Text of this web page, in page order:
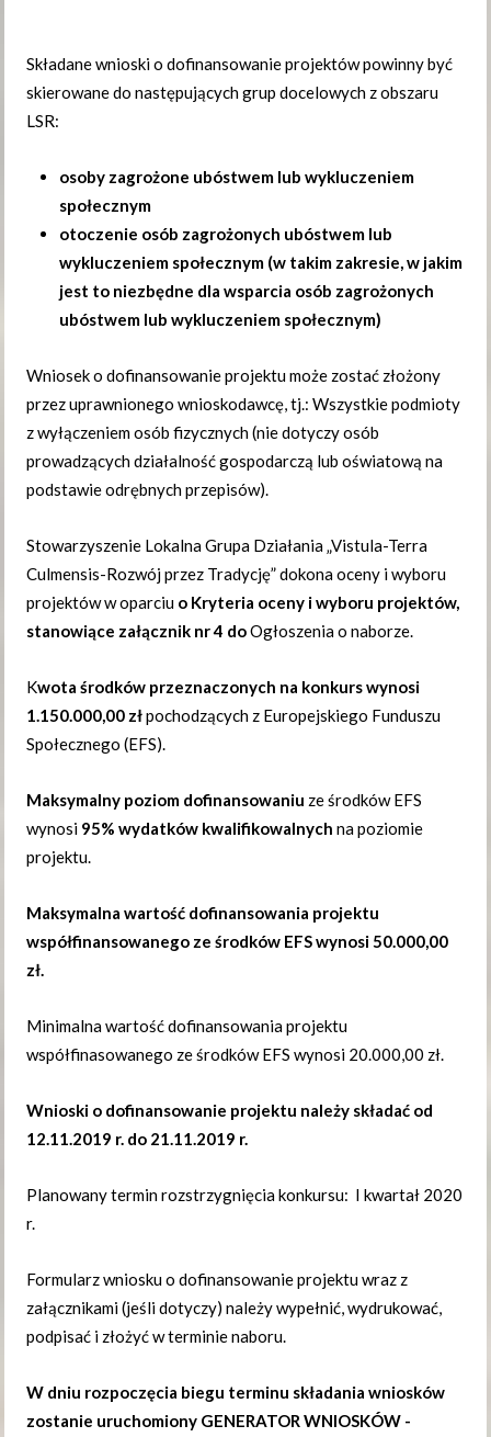
Składane wnioski o dofinansowanie projektów powinny być
skierowane do następujących grup docelowych z obszaru
LSR:
osoby zagrożone ubóstwem lub wykluczeniem
społecznym
otoczenie osób zagrożonych ubóstwem lub
wykluczeniem społecznym (w takim zakresie, w jakim
jest to niezbędne dla wsparcia osób zagrożonych
ubóstwem lub wykluczeniem społecznym)
Wniosek o dofinansowanie projektu może zostać złożony
przez uprawnionego wnioskodawcę, tj.: Wszystkie podmioty
z wyłączeniem osób fizycznych (nie dotyczy osób
prowadzących działalność gospodarczą lub oświatową na
podstawie odrębnych przepisów).
Stowarzyszenie Lokalna Grupa Działania „Vistula-Terra
Culmensis-Rozwój przez Tradycję” dokona oceny i wyboru
projektów w oparciu o Kryteria oceny i wyboru projektów,
stanowiące załącznik nr 4 doOgłoszenia o naborze.
Kwota środków przeznaczonych na konkurs wynosi
1.150.000,00 złpochodzących z Europejskiego Funduszu
Społecznego (EFS).
Maksymalny poziom dofinansowaniu ze środków EFS
wynosi 95% wydatków kwalifikowalnych na poziomie
projektu.
Maksymalna wartość dofinansowania projektu
współfinansowanego ze środków EFS wynosi 50.000,00
zł.
Minimalna wartość dofinansowania projektu
współfinasowanego ze środków EFS wynosi 20.000,00 zł.
Wnioski o dofinansowanie projektu należy składać od
12.11.2019 r. do 21.11.2019 r.
Planowany termin rozstrzygnięcia konkursu: I kwartał 2020
r.
Formularz wniosku o dofinansowanie projektu wraz z
załącznikami (jeśli dotyczy) należy wypełnić, wydrukować,
podpisać i złożyć w terminie naboru.
W dniu rozpoczęcia biegu terminu składania wniosków
zostanie uruchomiony GENERATOR WNIOSKÓW -